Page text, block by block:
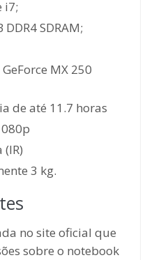
i7;
SDRAM;
MX 250
de até 11.7 horas
3 kg.
no site oficial que
sobre o notebook